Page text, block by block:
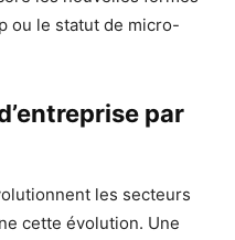
ou le statut de micro-
par
les secteurs
cette évolution. Une